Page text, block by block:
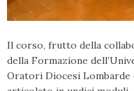
Il corso, frutto della
della Formazione
Oratori Diocesi